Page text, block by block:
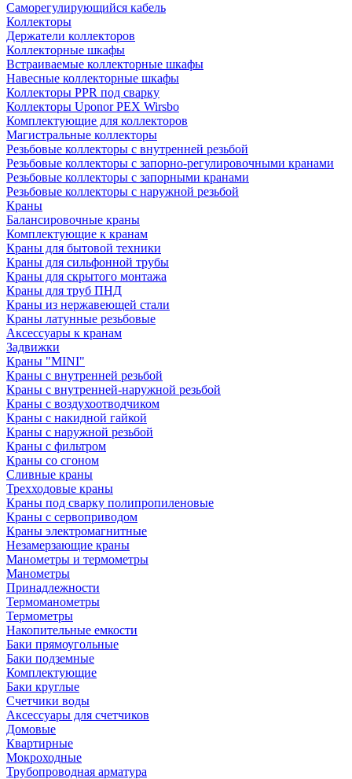
Саморегулирующийся кабель
Коллекторы
Держатели коллекторов
Коллекторные шкафы
Встраиваемые коллекторные шкафы
Навесные коллекторные шкафы
Коллекторы PPR под сварку
Коллекторы Uponor PEX Wirsbo
Комплектующие для коллекторов
Магистральные коллекторы
Резьбовые коллекторы с внутренней резьбой
Резьбовые коллекторы с запорно-регулировочными кранами
Резьбовые коллекторы с запорными кранами
Резьбовые коллекторы с наружной резьбой
Краны
Балансировочные краны
Комплектующие к кранам
Краны для бытовой техники
Краны для сильфонной трубы
Краны для скрытого монтажа
Краны для труб ПНД
Краны из нержавеющей стали
Краны латунные резьбовые
Аксессуары к кранам
Задвижки
Краны "MINI"
Краны с внутренней резьбой
Краны с внутренней-наружной резьбой
Краны с воздухоотводчиком
Краны с накидной гайкой
Краны с наружной резьбой
Краны с фильтром
Краны со сгоном
Сливные краны
Трехходовые краны
Краны под сварку полипропиленовые
Краны с сервоприводом
Краны электромагнитные
Незамерзающие краны
Манометры и термометры
Манометры
Принадлежности
Термоманометры
Термометры
Накопительные емкости
Баки прямоугольные
Баки подземные
Комплектующие
Баки круглые
Счетчики воды
Аксессуары для счетчиков
Домовые
Квартирные
Мокроходные
Трубопроводная арматура